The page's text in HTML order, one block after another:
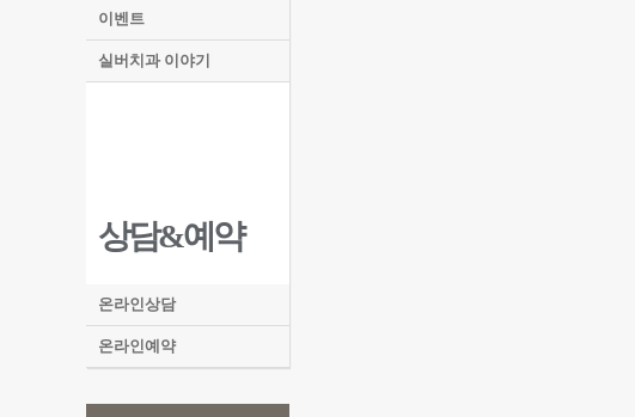
이벤트
실버치과 이야기
상담&예약
온라인상담
온라인예약